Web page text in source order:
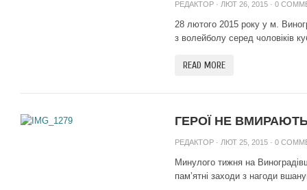
РЕДАКТОР · ЛЮТ 26, 2015 · 0
28 лютого 2015 року у м.
з волейболу серед чоловіків
READ MORE
ГЕРОЇ НЕ
РЕДАКТОР · ЛЮТ 25, 2015 · 0
Минулого тижня на
пам’ятні заходи з нагоди